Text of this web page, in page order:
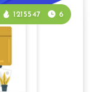
1215547 6